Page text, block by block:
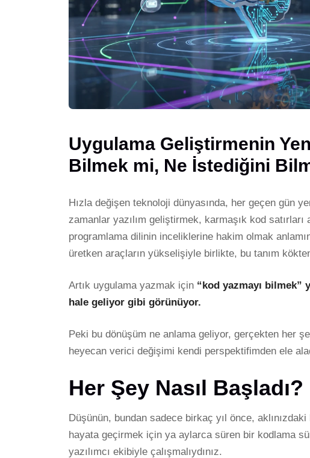
Uygulama Geliştirmenin
Bilmek mi, Ne İstediğini
Hızla değişen teknoloji dünyasında, her geçen gün
zamanlar yazılım geliştirmek, karmaşık kod
programlama dilinin inceliklerine hakim olmak
üretken araçların yükselişiyle birlikte, bu tanım
Artık uygulama yazmak için “kod yazmayı
hale geliyor gibi görünüyor.
Peki bu dönüşüm ne anlama geliyor, gerçekten her
heyecan verici değişimi kendi perspektifimden ele
Her Şey Nasıl Başladı?
Düşünün, bundan sadece birkaç yıl önce,
hayata geçirmek için ya aylarca süren bir kodlama
yazılımcı ekibiyle çalışmalıydınız.